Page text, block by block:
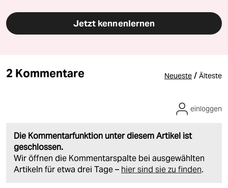
Jetzt kennenlernen
2 Kommentare Neueste / Älteste
Die Kommentarfunktion unter diesem Artikel ist
geschlossen.
Wir öffnen die Kommentarspalte bei ausgewählten
Artikeln für etwa drei Tage – hier sind sie zu finden.
einloggen